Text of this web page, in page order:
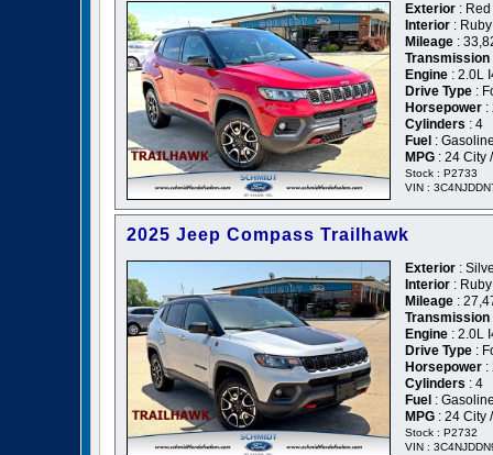
Exterior :
Interior :
Mileage :
Transmission
Engine : 2.0L
Drive Type :
Horsepower :
Cylinders : 4
Fuel :
MPG : 24 City
Stock : P2733
VIN :
2025 Jeep Compass Trailhawk
Exterior :
Interior :
Mileage :
Transmission
Engine : 2.0L
Drive Type :
Horsepower :
Cylinders : 4
Fuel :
MPG : 24 City
Stock : P2732
VIN :